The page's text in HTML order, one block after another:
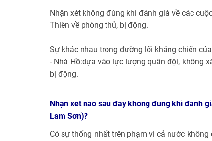
Nhận xét không đúng khi đánh giá về các
Thiên về phòng thủ, bị động.
Sự khác nhau trong đường lối kháng chiến
- Nhà Hồ:dựa vào lực lượng quân đội, không
bị động.
Nhận xét nào sau đây không đúng khi đánh
Lam Sơn)?
Có sự thống nhất trên phạm vi cả nước